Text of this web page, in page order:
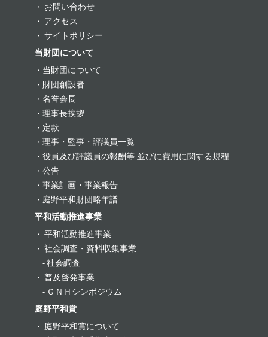
お問い合わせ
アクセス
サイトポリシー
当財団について
当財団について
財団創設者
名誉会長
理事長挨拶
定款
理事・監事・評議員一覧
役員及び評議員の報酬等 並びに費用に関する規程
公告
事業計画・事業報告
庭野平和財団略年譜
平和活動推進事業
平和活動推進事業
社会調査・資料収集事業
社会調査
普及啓発事業
ＧＮＨシンポジウム
庭野平和賞
庭野平和賞について